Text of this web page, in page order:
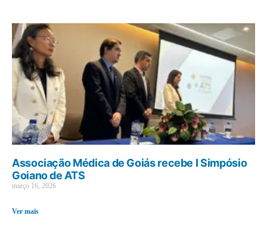
Associação Médica de Goiás recebe I Simpósio
Goiano de ATS
março 16, 2026
Ver mais